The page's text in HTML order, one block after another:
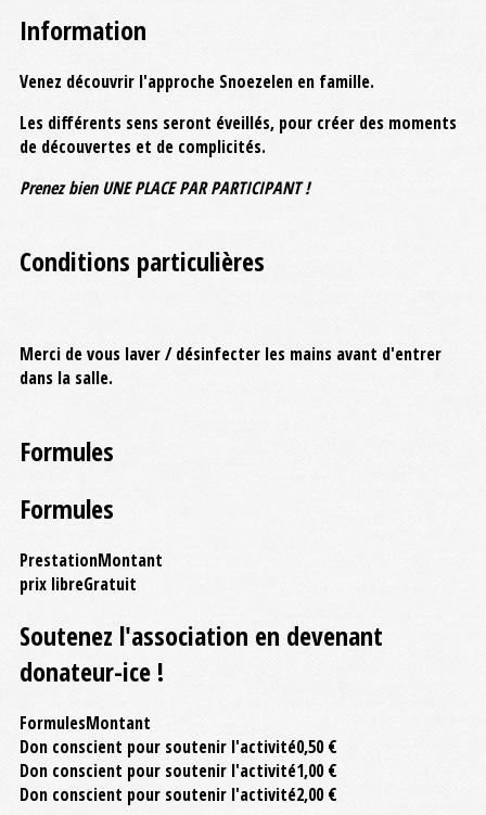
Information
Venez découvrir l'approche Snoezelen en famille.
Les différents sens seront éveillés, pour créer des moments
de découvertes et de complicités.
Prenez bien UNE PLACE PAR PARTICIPANT !
Conditions particulières
Merci de vous laver / désinfecter les mains avant d'entrer
dans la salle.
Formules
Formules
PrestationMontant
prix libreGratuit
Soutenez l'association en devenant
donateur-ice !
FormulesMontant
Don conscient pour soutenir l'activité0,50 €
Don conscient pour soutenir l'activité1,00 €
Don conscient pour soutenir l'activité2,00 €